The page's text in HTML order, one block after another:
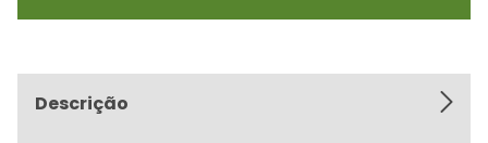
Descrição